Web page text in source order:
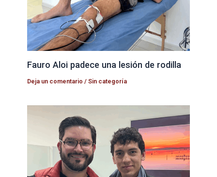
Fauro Aloi padece una lesión de rodilla
Deja un comentario /Sin categoría